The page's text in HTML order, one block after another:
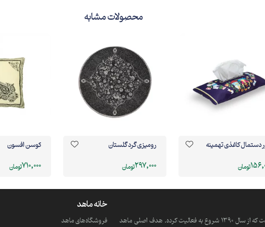
محصولات مشابه
دستمال کاغذی تهمینه
تومان
رومیزی گرد گلستان
297,000تومان
کوسن افسون
710,000تومان
ماهد یک موسسه فرهنگی و مذهبی دانش بنیان است که از سال 1390 شروع به فعالیت کرده. هدف اصلی ماهد
خانه ماهد
فروشگاه‌های ماهد